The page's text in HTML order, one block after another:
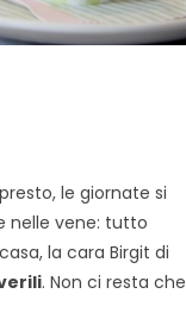
le giornate si
nelle vene: tutto
la cara Birgit di
. Non ci resta che